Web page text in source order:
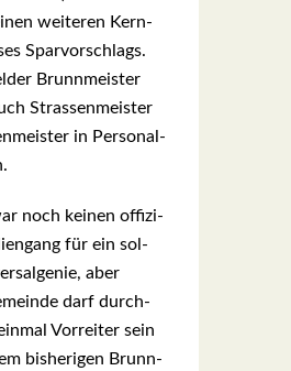
wei­te­ren Kern­
Spar­vor­schlags.
Brunn­meis­ter
Stras­sen­meis­ter
in Per­so­nal­
noch kei­nen offi­zi­
für ein sol­
aber
darf durch­
Vor­rei­ter sein
bis­he­ri­gen Brunn­